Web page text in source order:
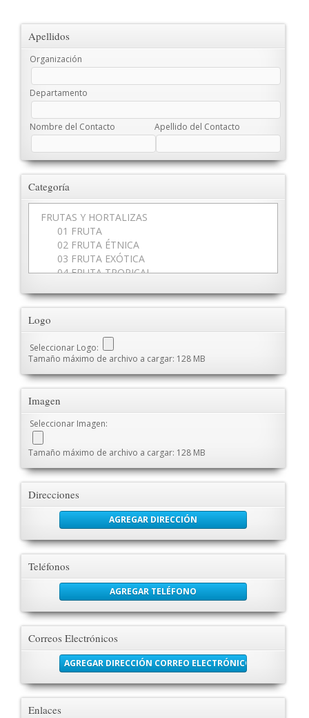
Apellidos
Organización
Departamento
Nombre del Contacto Apellido del Contacto
Categoría
Logo
Seleccionar Logo:
Tamaño máximo de archivo a cargar: 128 MB
Imagen
Seleccionar Imagen:
Tamaño máximo de archivo a cargar: 128 MB
Direcciones
AGREGAR DIRECCIÓN
Teléfonos
AGREGAR TELÉFONO
Correos Electrónicos
AGREGAR DIRECCIÓN CORREO ELECTRÓNICO
Enlaces